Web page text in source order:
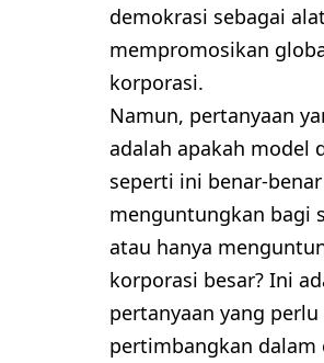
demokrasi sebagai
mempromosikan
korporasi.
Namun, pertanyaan
adalah apakah model
seperti ini benar-benar
menguntungkan bagi
atau hanya
korporasi besar? Ini
pertanyaan yang
pertimbangkan dalam